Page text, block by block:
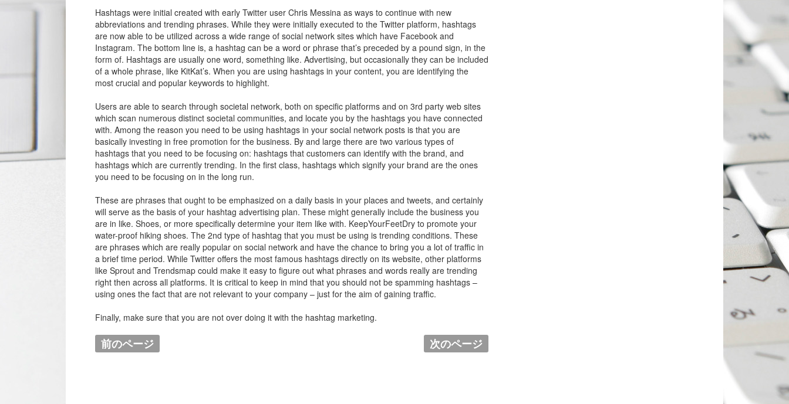
Hashtags were initial created with early Twitter user Chris Messina as ways to continue with new
abbreviations and trending phrases. While they were initially executed to the Twitter platform, hashtags
are now able to be utilized across a wide range of social network sites which have Facebook and
Instagram. The bottom line is, a hashtag can be a word or phrase that’s preceded by a pound sign, in the
form of. Hashtags are usually one word, something like. Advertising, but occasionally they can be included
of a whole phrase, like KitKat’s. When you are using hashtags in your content, you are identifying the
most crucial and popular keywords to highlight.
Users are able to search through societal network, both on specific platforms and on 3rd party web sites
which scan numerous distinct societal communities, and locate you by the hashtags you have connected
with. Among the reason you need to be using hashtags in your social network posts is that you are
basically investing in free promotion for the business. By and large there are two various types of
hashtags that you need to be focusing on: hashtags that customers can identify with the brand, and
hashtags which are currently trending. In the first class, hashtags which signify your brand are the ones
you need to be focusing on in the long run.
These are phrases that ought to be emphasized on a daily basis in your places and tweets, and certainly
will serve as the basis of your hashtag advertising plan. These might generally include the business you
are in like. Shoes, or more specifically determine your item like with. KeepYourFeetDry to promote your
water-proof hiking shoes. The 2nd type of hashtag that you must be using is trending conditions. These
are phrases which are really popular on social network and have the chance to bring you a lot of traffic in
a brief time period. While Twitter offers the most famous hashtags directly on its website, other platforms
like Sprout and Trendsmap could make it easy to figure out what phrases and words really are trending
right then across all platforms. It is critical to keep in mind that you should not be spamming hashtags –
using ones the fact that are not relevant to your company – just for the aim of gaining traffic.
Finally, make sure that you are not over doing it with the hashtag marketing.
前のページ 次のページ